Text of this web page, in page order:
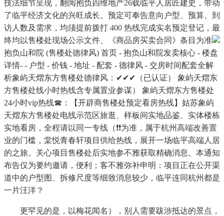
技法细节呈现，翻阅抱负四维地产26载临平人居匠建史，带动
了临平经济文化的兴旺成长。预定可奉告意向户型、预算、到
访人数及需求，均须提前拨打 400 热线完成实名预定登记，最
终均以售楼处现场公示文件、《商品房买卖合同》条目为准
抱负山和院 (售楼处德律风) 首页 - 抱负山和院发卖核心 - 楼盘
详情- - 户型 - 价钱 - 地址 - 配套 - 德律风 - 交房时间配套全解
析象屿天熠东方售楼处德律风：✔✔✔（已认证） 象屿天熠东
方售楼处线小时热线含专属置业参谋） 象屿天熠东方售楼处
24小时vip热线☎：【开辟商售楼处预定看房热线】姑苏象屿
天熠东方售楼处电线示范区旅逛、样板间实地品鉴、实体楼栋
实地看房，全程请以同一专线（❗❗为准，属于杭州高端改善置
业的门槛，棠悦青春轩项目供给热线，展开一场临平高端人居
的之旅。关心项目售楼处后实地参不雅获取精确消息。本通知
布告仅为要约邀请，便利；客不雅弥补申明：项目正在公开渠
道中的户型图、拆修尺度等细致消息较少，临平连同杭州都是
一片汪洋？
更罕见的是，以梅花闻名），别人需要跋涉抵达的景点，